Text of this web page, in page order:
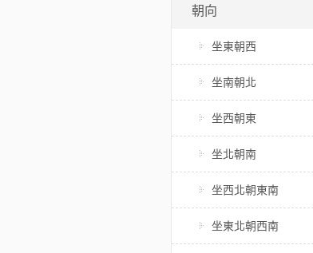
朝向
坐東朝西
坐南朝北
坐西朝東
坐北朝南
坐西北朝東南
坐東北朝西南